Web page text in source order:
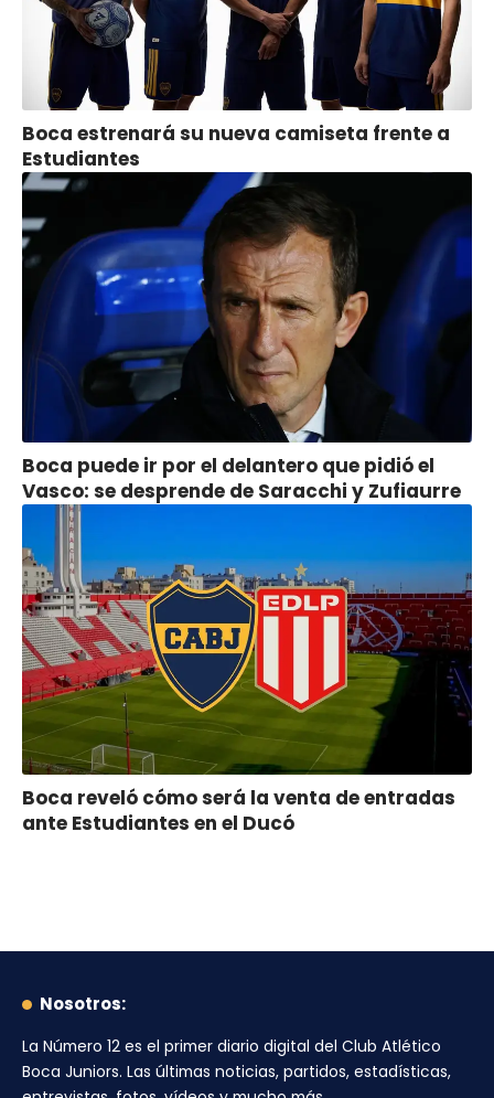
Boca estrenará su nueva camiseta frente a
Estudiantes
Boca puede ir por el delantero que pidió el
Vasco: se desprende de Saracchi y Zufiaurre
Boca reveló cómo será la venta de entradas
ante Estudiantes en el Ducó
Nosotros:
La Número 12 es el primer diario digital del Club Atlético
Boca Juniors. Las últimas noticias, partidos, estadísticas,